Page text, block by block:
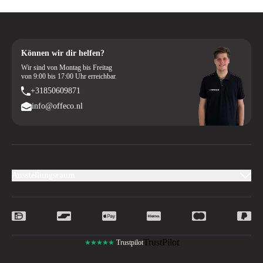
Können wir dir helfen?
Wir sind von Montag bis Freitag
von 9:00 bis 17:00 Uhr erreichbar.
+31850609871
info@offeco.nl
★★★★★ TrustpilotTrustPilot